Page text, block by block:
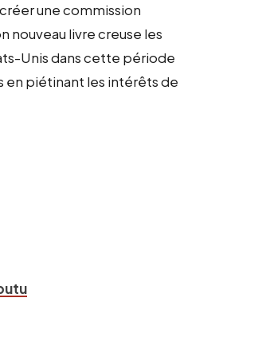
une commission
nouveau livre creuse les
Unis dans cette période
en piétinant les intérêts de